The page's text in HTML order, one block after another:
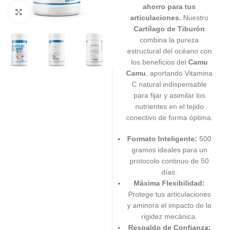
Clic para ampliar
ahorro para tus
articulaciones. Nuestro
Cartílago de Tiburón
combina la pureza
estructural del océano con
los beneficios del Camu
Camu , aportando Vitamina
C natural indispensable
para fijar y asimilar los
nutrientes en el tejido
conectivo de forma óptima.
Formato Inteligente: 500
gramos ideales para un
protocolo continuo de 50
días.
Máxima Flexibilidad:
Protege tus articulaciones
y aminora el impacto de la
rigidez mecánica.
Respaldo de Confianza: